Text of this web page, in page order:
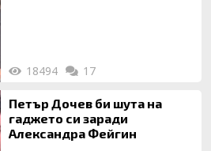
18494 17
Петър Дочев би шута на
гаджето си заради
Александра Фейгин